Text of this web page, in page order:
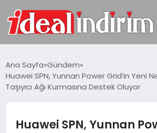
BILGISAYAR
Ana Sayfa Gündem
Huawei SPN, Yunnan Power Grid’in Yeni
Taşıyıcı Ağı Kurmasına Destek Oluyor
Huawei SPN, Yunnan